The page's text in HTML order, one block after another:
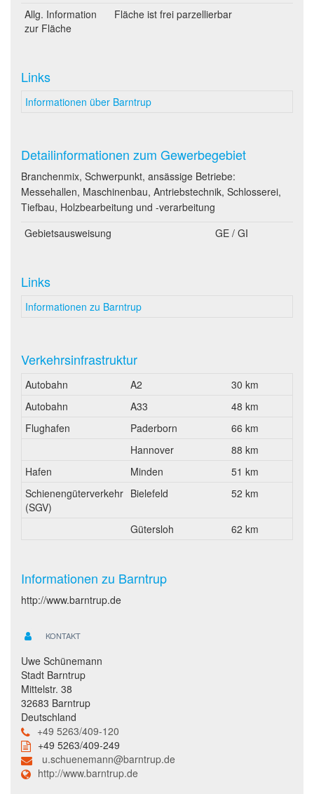
Allg. Information
zur Fläche
Fläche ist frei parzellierbar
Links
Informationen über Barntrup
Detailinformationen zum Gewerbegebiet
Branchenmix, Schwerpunkt, ansässige Betriebe:
Messehallen, Maschinenbau, Antriebstechnik, Schlosserei,
Tiefbau, Holzbearbeitung und -verarbeitung
Gebietsausweisung
GE / GI
Links
Informationen zu Barntrup
Verkehrsinfrastruktur
Autobahn A2
30 km
Autobahn
A33
48 km
Flughafen
Paderborn
66 km
Hannover
88 km
Hafen
Minden
51 km
Schienengüterverkehr
(SGV)
Bielefeld 52 km
Gütersloh 62 km
Informationen zu Barntrup
http://www.barntrup.de
KONTAKT
Uwe Schünemann
Stadt Barntrup
Mittelstr. 38
32683 Barntrup
Deutschland
+49 5263/409-120
+49 5263/409-249
u.schuenemann@barntrup.de
http://www.barntrup.de